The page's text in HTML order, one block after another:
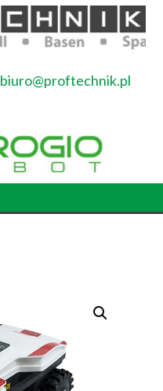
biuro@proftechnik.pl